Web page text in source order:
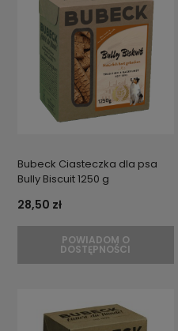
Bubeck Ciasteczka dla psa
Bully Biscuit 1250 g
28,50 zł
POWIADOM O
DOSTĘPNOŚCI